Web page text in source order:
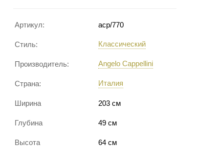
Артикул: acp/770
Стиль: Классический
Производитель: Angelo Cappellini
Страна: Италия
Ширина 203 см
Глубина 49 см
Высота 64 см